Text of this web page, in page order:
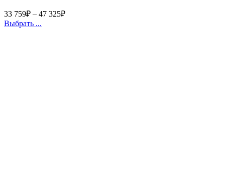
33 759₽ – 47 325₽
Выбрать ...